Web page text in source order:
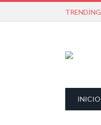
TRENDING
INICIO